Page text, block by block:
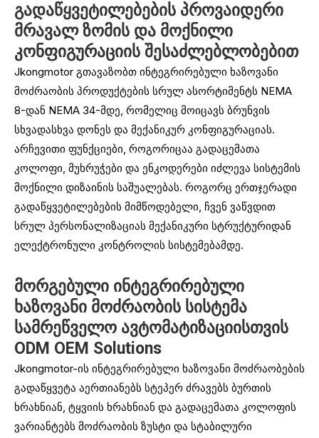
გადაწყვეტილებების პროვაიდერი
მრავალ ზომის და მოქნილი
კონფიგურაციის შესაძლებლობებით
Jkongmotor გთავაზობთ ინტეგრირებული ხაზოვანი
მოძრაობის პროდუქტების სრულ ასორტიმენტს NEMA
8-დან NEMA 34-მდე, რომელიც მოიცავს ბრუნვის
სხვადასხვა დონეს და მექანიკურ კონფიგურაციას.
არჩევითი ფუნქციები, როგორიცაა გადაცემათა
კოლოფი, მუხრუჭები და ენკოდერები იძლევა სისტემის
მოქნილი დიზაინის საშუალებას. როგორც ერთჯერადი
გადაწყვეტილებების მიმწოდებელი, ჩვენ ვაწვდით
სრულ პერსონალიზაციას მექანიკური სტრუქტურიდან
ელექტრონული კონტროლის სისტემებამდე.
მორგებული ინტეგრირებული
ხაზოვანი მოძრაობის სისტემა
სამრეწველო ავტომატიზაციისთვის
ODM OEM Solutions
Jkongmotor-ის ინტეგრირებული ხაზოვანი მოძრაობების
გადაწყვეტა აერთიანებს სტეპერ ძრავებს ბურთის
ხრახნიან, ტყვიის ხრახნიან და გადაცემათა კოლოფის
ვარიანტებს მოძრაობის ზუსტი და სტაბილური